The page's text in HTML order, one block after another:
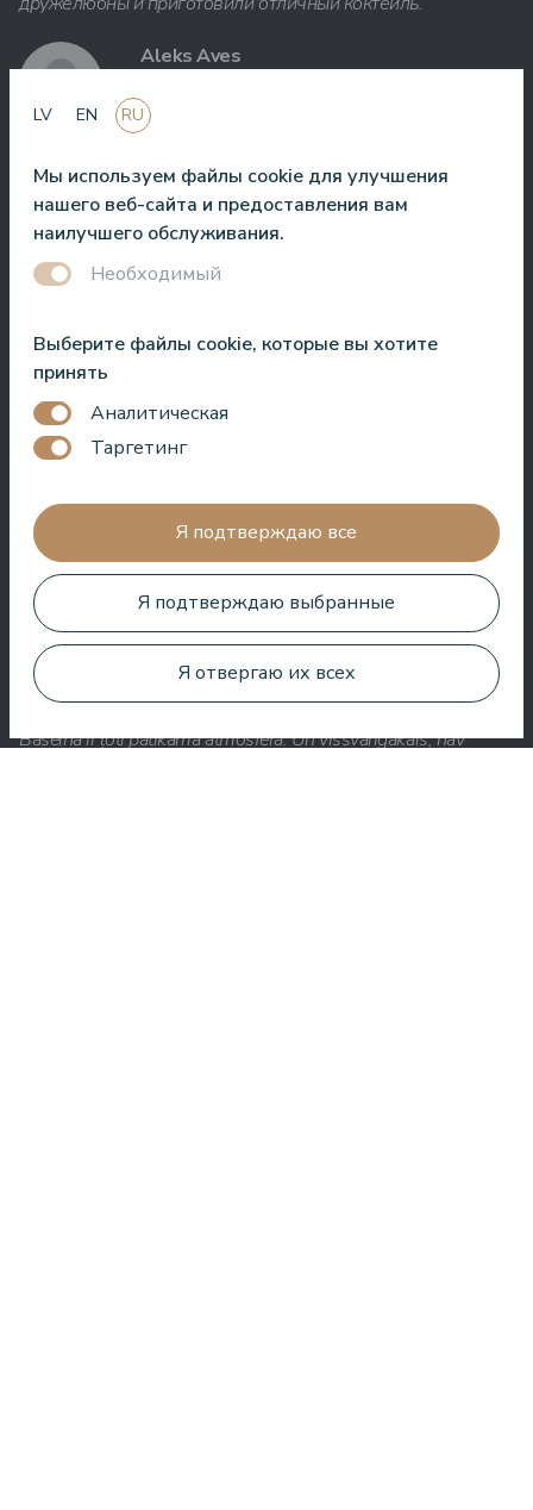
Aleks Aves
Очень хороший СПА, удивительные процедуры, хорошие
номера, вкусная еда и полезное обслуживание. Нам очень
понравилось.
обслуживание. Везде в отеле чисто и аккуратно.
Bo Paulsen
Paldies, reģistratūras meitenes ir ļoti laipnas.⭐️⭐️⭐️⭐️⭐️.
Baseinā ir ļoti patīkama atmosfēra. Un vissvarīgākais, nav
LV EN RU
Мы используем файлы cookie для улучшения
нашего веб-сайта и предоставления вам
наилучшего обслуживания.
Необходимый
Выберите файлы cookie, которые вы хотите
принять
Аналитическая
Таргетинг
Я подтверждаю все
Я подтверждаю выбранные
Я отвергаю их всех